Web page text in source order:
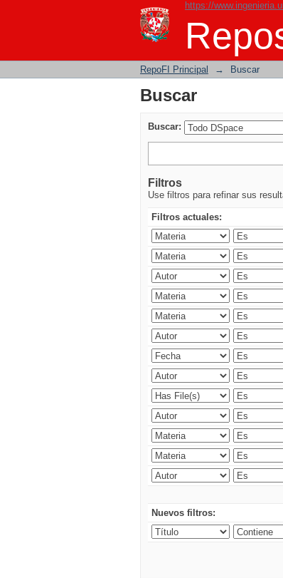
https://
Buscar
RepoFI Principal → Buscar
Buscar
Buscar:
Filtros
Use filtros para refinar sus
Filtros actuales:
Nuevos filtros: